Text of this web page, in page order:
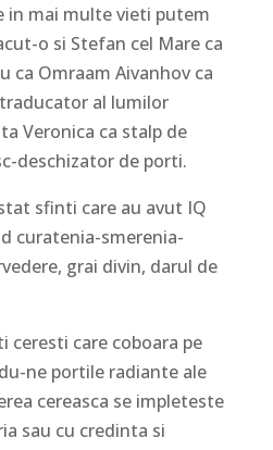
in mai multe vieti putem
o si Stefan cel Mare ca
ca Omraam Aivanhov ca
al lumilor
Veronica ca stalp de
deschizator de porti.
sfinti care au avut IQ
curatenia-smerenia-
grai divin, darul de
care coboara pe
ne portile radiante ale
cereasca se impleteste
sau cu credinta si